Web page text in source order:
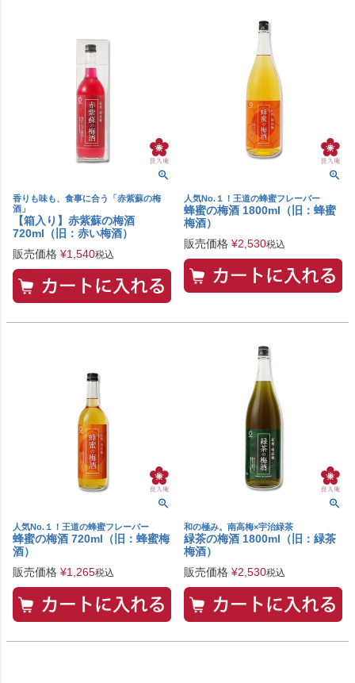
香りも味も、食事に合う「赤紫蘇の梅
酒」
【箱入り】赤紫蘇の梅酒
720ml（旧：赤い梅酒）
販売価格 ¥1,540税込
人気No.１！王道の蜂蜜フレーバー
蜂蜜の梅酒 1800ml（旧：蜂蜜
梅酒）
販売価格 ¥2,530税込
人気No.１！王道の蜂蜜フレーバー
蜂蜜の梅酒 720ml（旧：蜂蜜梅
酒）
販売価格 ¥1,265税込
和の極み。南高梅×宇治緑茶
緑茶の梅酒 1800ml（旧：緑茶
梅酒）
販売価格 ¥2,530税込